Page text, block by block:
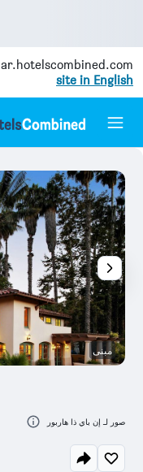
ar.hotelscombined.com
site in English
مبنى
صور لـ إن باي ذا هاربور